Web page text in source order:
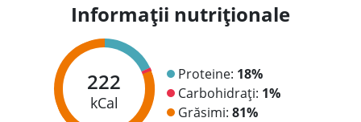
Informații nutriționale
222
kCal
Proteine: 18%
Carbohidrați: 1%
Grăsimi: 81%